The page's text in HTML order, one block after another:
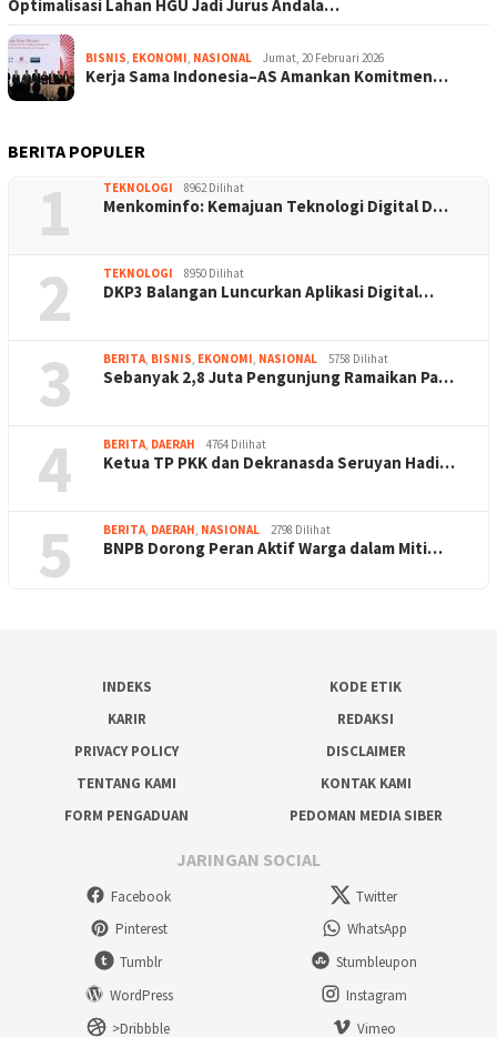
Optimalisasi Lahan HGU Jadi Jurus Andala…
BISNIS, EKONOMI, NASIONAL Jumat, 20 Februari 2026
Kerja Sama Indonesia–AS Amankan Komitmen…
BERITA POPULER
1 TEKNOLOGI 8962 Dilihat
Menkominfo: Kemajuan Teknologi Digital D…
2 TEKNOLOGI 8950 Dilihat
DKP3 Balangan Luncurkan Aplikasi Digital…
3 BERITA, BISNIS, EKONOMI, NASIONAL 5758 Dilihat
Sebanyak 2,8 Juta Pengunjung Ramaikan Pa…
4 BERITA, DAERAH 4764 Dilihat
Ketua TP PKK dan Dekranasda Seruyan Hadi…
5 BERITA, DAERAH, NASIONAL 2798 Dilihat
BNPB Dorong Peran Aktif Warga dalam Miti…
INDEKS
KODE ETIK
KARIR
REDAKSI
PRIVACY POLICY
DISCLAIMER
TENTANG KAMI
KONTAK KAMI
FORM PENGADUAN
PEDOMAN MEDIA SIBER
JARINGAN SOCIAL
Facebook
Twitter
Pinterest
WhatsApp
Tumblr
Stumbleupon
WordPress
Instagram
>Dribbble
Vimeo